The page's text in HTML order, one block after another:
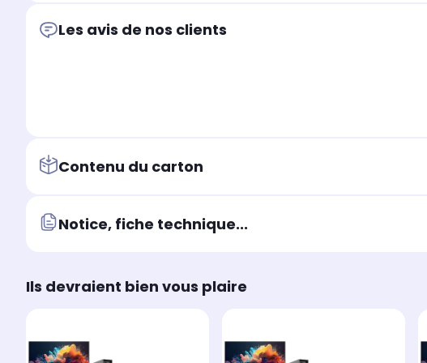
Les avis de nos clients
Contenu du carton
Notice, fiche technique...
Ils devraient bien vous plaire